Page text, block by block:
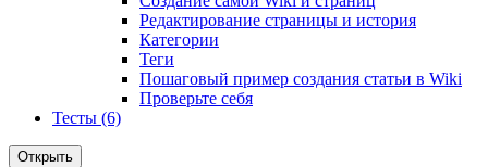
Редактирование страницы и история
Категории
Теги
Пошаговый пример создания статьи в Wiki
Проверьте себя
Тесты (6)
Открыть